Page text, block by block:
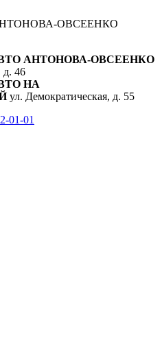
ОВСЕЕНКО
АНТОНОВА-ОВСЕЕНКО
д. 46
НА
ул. Демократическая, д. 55
01-01